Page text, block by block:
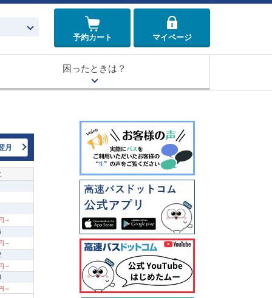
予約カート マイページ
困ったときは？
月
～
～
～
～